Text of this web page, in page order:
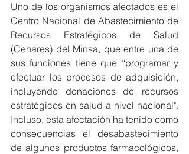
Uno de los organismos afectados es el
Centro Nacional de Abastecimiento de
Recursos Estratégicos de Salud
(Cenares) del Minsa, que entre una de
sus funciones tiene que “programar y
efectuar los procesos de adquisición,
incluyendo donaciones de recursos
estratégicos en salud a nivel nacional".
Incluso, esta afectación ha tenido como
consecuencias el desabastecimiento
de algunos productos farmacológicos,